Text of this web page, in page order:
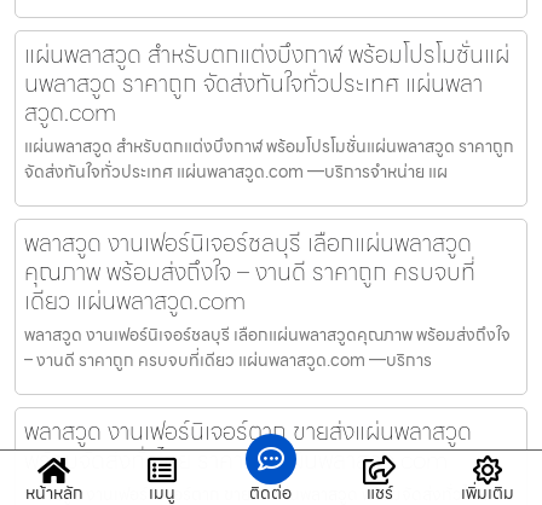
แผ่นพลาสวูด สำหรับตกแต่งบึงกาฬ พร้อมโปรโมชั่นแผ่
นพลาสวูด ราคาถูก จัดส่งทันใจทั่วประเทศ แผ่นพลา
สวูด.com
แผ่นพลาสวูด สำหรับตกแต่งบึงกาฬ พร้อมโปรโมชั่นแผ่นพลาสวูด ราคาถูก
จัดส่งทันใจทั่วประเทศ แผ่นพลาสวูด.com —บริการจำหน่าย แผ
พลาสวูด งานเฟอร์นิเจอร์ชลบุรี เลือกแผ่นพลาสวูด
คุณภาพ พร้อมส่งถึงใจ – งานดี ราคาถูก ครบจบที่
เดียว แผ่นพลาสวูด.com
พลาสวูด งานเฟอร์นิเจอร์ชลบุรี เลือกแผ่นพลาสวูดคุณภาพ พร้อมส่งถึงใจ
– งานดี ราคาถูก ครบจบที่เดียว แผ่นพลาสวูด.com —บริการ
พลาสวูด งานเฟอร์นิเจอร์ตาก ขายส่งแผ่นพลาสวูด
พร้อมจัดส่งทั่วไทย ราคาถูก แผ่นพลาสวูด.com
พลาสวูด งานเฟอร์นิเจอร์ตาก ขายส่งแผ่นพลาสวูด พร้อมจัดส่งทั่วไทย
หน้าหลัก เมนู ติดต่อ แชร์ เพิ่มเติม